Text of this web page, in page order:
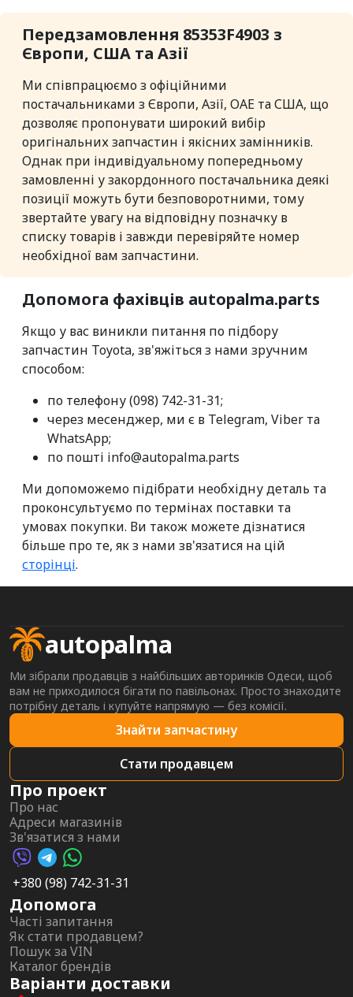
Передзамовлення 85353F4903 з
Європи, США та Азії
Ми співпрацюємо з офіційними
постачальниками з Європи, Азії, ОАЕ та США, що
дозволяє пропонувати широкий вибір
оригінальних запчастин і якісних замінників.
Однак при індивідуальному попередньому
замовленні у закордонного постачальника деякі
позиції можуть бути безповоротними, тому
звертайте увагу на відповідну позначку в
списку товарів і завжди перевіряйте номер
необхідної вам запчастини.
Допомога фахівців autopalma.parts
Якщо у вас виникли питання по підбору
запчастин Toyota, зв'яжіться з нами зручним
способом:
по телефону (098) 742-31-31;
через месенджер, ми є в Telegram, Viber та
WhatsApp;
по пошті info@autopalma.parts
Ми допоможемо підібрати необхідну деталь та
проконсультуємо по термінах поставки та
умовах покупки. Ви також можете дізнатися
більше про те, як з нами зв'язатися на цій
сторінці.
autopalma
Ми зібрали продавців з найбільших авторинків Одеси, щоб
вам не приходилося бігати по павільонах. Просто знаходите
потрібну деталь і купуйте напрямую — без комісії.
Знайти запчастину
Стати продавцем
Про проект
Про нас
Адреси магазинів
Зв'язатися з нами
Viber AutoPalma
Telegram AutoPalma
WhatsApp AutoPalma
+380 (98) 742-31-31
Допомога
Часті запитання
Як стати продавцем?
Пошук за VIN
Каталог брендів
Варіанти доставки